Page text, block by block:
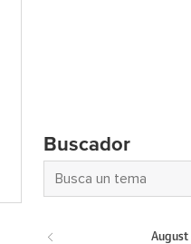
Buscador
August